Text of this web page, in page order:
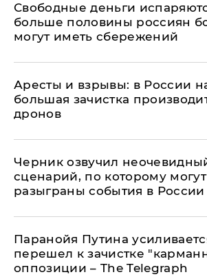
Свободные деньги
больше половины россиян
могут иметь сбережений
Аресты и взрывы: в России
большая зачистка
дронов
Черник озвучил
сценарий, по которому
разыграны события в России
Паранойя Путина
перешел к зачистке
оппозиции – The Telegraph